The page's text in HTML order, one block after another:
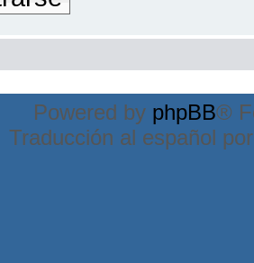
Powered by phpBB®
Traducción al español